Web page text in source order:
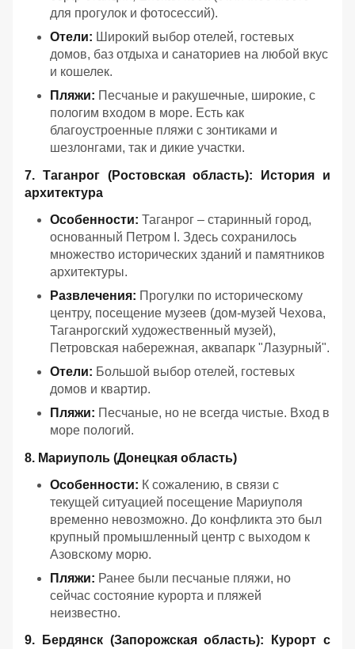
для прогулок и фотосессий).
Отели: Широкий выбор отелей, гостевых
домов, баз отдыха и санаториев на любой вкус
и кошелек.
Пляжи: Песчаные и ракушечные, широкие, с
пологим входом в море. Есть как
благоустроенные пляжи с зонтиками и
шезлонгами, так и дикие участки.
7. Таганрог (Ростовская область): История и
архитектура
Особенности: Таганрог – старинный город,
основанный Петром I. Здесь сохранилось
множество исторических зданий и памятников
архитектуры.
Развлечения: Прогулки по историческому
центру, посещение музеев (дом-музей Чехова,
Таганрогский художественный музей),
Петровская набережная, аквапарк "Лазурный".
Отели: Большой выбор отелей, гостевых
домов и квартир.
Пляжи: Песчаные, но не всегда чистые. Вход в
море пологий.
8. Мариуполь (Донецкая область)
Особенности: К сожалению, в связи с
текущей ситуацией посещение Мариуполя
временно невозможно. До конфликта это был
крупный промышленный центр с выходом к
Азовскому морю.
Пляжи: Ранее были песчаные пляжи, но
сейчас состояние курорта и пляжей
неизвестно.
9. Бердянск (Запорожская область): Курорт с